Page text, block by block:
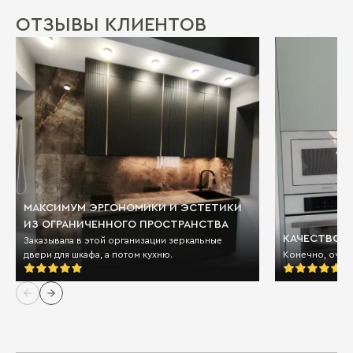
ОТЗЫВЫ КЛИЕНТОВ
МАКСИМУМ ЭРГОНОМИКИ И ЭСТЕТИКИ
ИЗ ОГРАНИЧЕННОГО ПРОСТРАНСТВА
Заказывала в этой организации зеркальные
двери для шкафа, а потом кухню.
КАЧЕСТВО
Конечно,